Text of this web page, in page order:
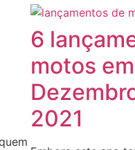
6
motos em
2021